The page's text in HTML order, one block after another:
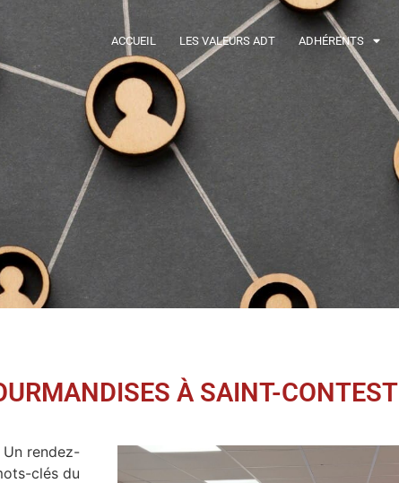
ACCUEIL LES VALEURS ADT ADHÉRENTS
À SAINT-CONTEST
Un rendez-
clés du